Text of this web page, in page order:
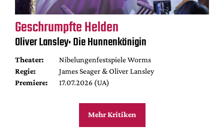
Geschrumpfte Helden
Oliver Lansley: Die Hunnenkönigin
Theater:
Nibelungenfestspiele Worms
Regie:
James Seager & Oliver Lansley
Premiere:
17.07.2026 (UA)
Mehr Kritiken